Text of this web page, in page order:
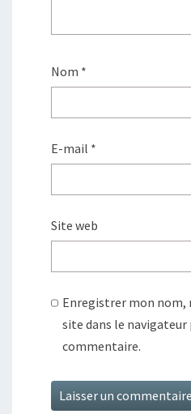
Nom *
E-mail *
Site web
Enregistrer mon
site dans le
commentaire.